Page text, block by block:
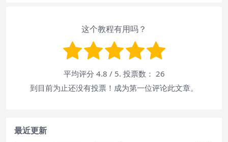
这个教程有用吗？
平均评分 4.8 / 5. 投票数： 26
到目前为止还没有投票！成为第一位评论此文章。
最近更新